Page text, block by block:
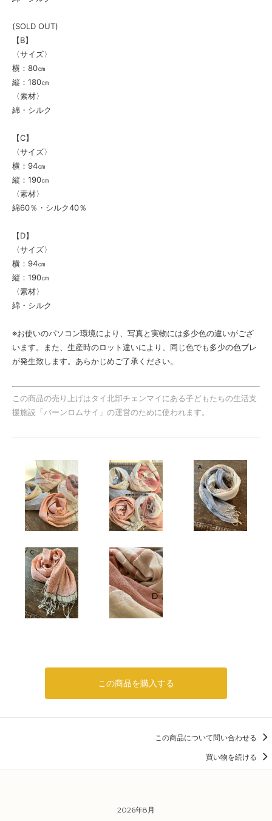
(SOLD OUT)
【B】
〈サイズ〉
横：80㎝
縦：180㎝
〈素材〉
綿・シルク
【C】
〈サイズ〉
横：94㎝
縦：190㎝
〈素材〉
綿60％・シルク40％
【D】
〈サイズ〉
横：94㎝
縦：190㎝
〈素材〉
綿・シルク
※お使いのパソコン環境により、写真と実物には多少色の違いがござ
います。また、生産時のロット違いにより、同じ色でも多少の色ブレ
が発生致します。あらかじめご了承ください。
この商品の売り上げはタイ北部チェンマイにある子どもたちの生活支
援施設「バーンロムサイ」の運営のために使われます。
この商品を購入する
この商品について問い合わせる
買い物を続ける
2026年8月